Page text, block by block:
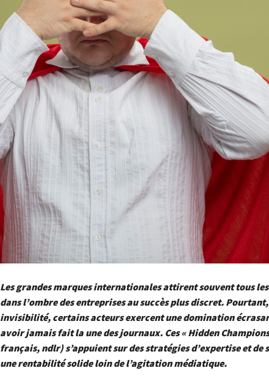
Les grandes marques internationales attirent souvent tous
dans l’ombre des entreprises au succès plus discret.
invisibilité, certains acteurs exercent une domination
avoir jamais fait la une des journaux. Ces « Hidden
français, ndlr) s’appuient sur des stratégies d’expertise et de
une rentabilité solide loin de l’agitation médiatique.